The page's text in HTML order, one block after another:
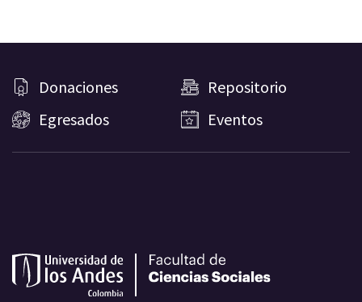
Donaciones
Repositorio
Egresados
Eventos